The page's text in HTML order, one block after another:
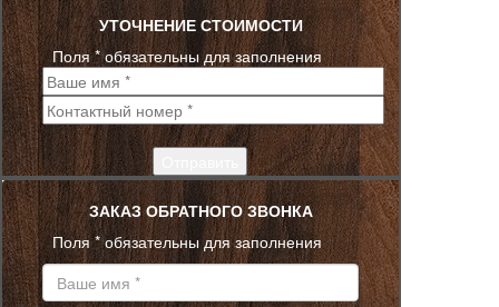
УТОЧНЕНИЕ СТОИМОСТИ
Поля * обязательны для заполнения
ЗАКАЗ ОБРАТНОГО ЗВОНКА
Поля * обязательны для заполнения